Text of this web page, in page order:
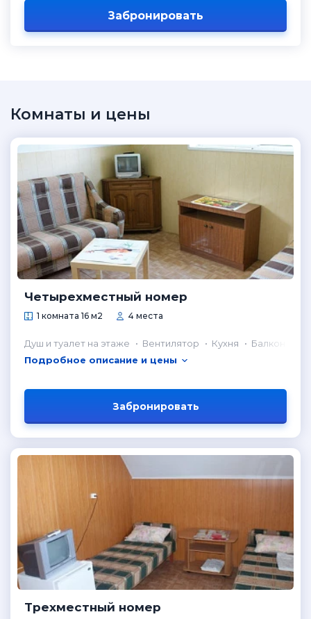
Забронировать
Комнаты и цены
Четырехместный номер
1 комната 16 м2 4 места
Душ и туалет на этаже Вентилятор Кухня
Балкон
Подробное описание и цены
Забронировать
Трехместный номер